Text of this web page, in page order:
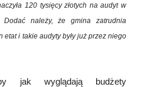
120 tysięcy złotych na audyt w
Dodać należy, że gmina zatrudnia
etat i takie audyty były już przez niego
jak wyglądają budżety